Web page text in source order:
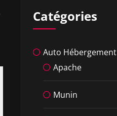
Catégories
Auto Hébergement
Apache
Munin